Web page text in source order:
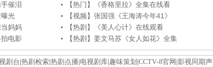
催泪
【热门】《香格里拉》全集在线看
曝光
【视频】张国强《王海涛今年41》
当妈妈
【热剧】《美人心计》在线观看
拍电影
【热剧】姜文马苏《女人如花》全集
剧台 热剧检索 热剧点播 电视剧库 趣味策划 CCTV-8官网 影视同期声